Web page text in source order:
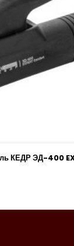
КЕДР ЭД-400